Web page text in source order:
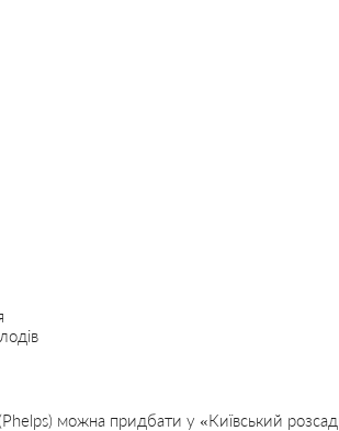
можна придбати у «Київський